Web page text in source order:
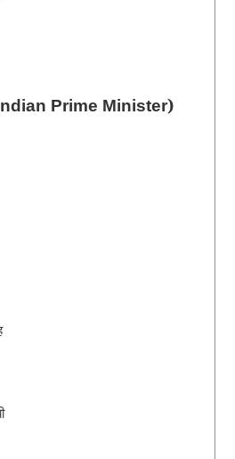
Prime Minister)